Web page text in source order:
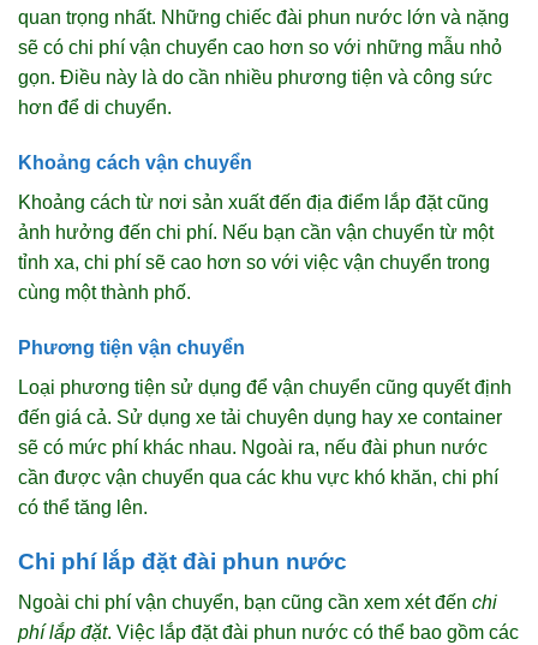
quan trọng nhất. Những chiếc đài phun nước lớn và nặng
sẽ có chi phí vận chuyển cao hơn so với những mẫu nhỏ
gọn. Điều này là do cần nhiều phương tiện và công sức
hơn để di chuyển.
Khoảng cách vận chuyển
Khoảng cách từ nơi sản xuất đến địa điểm lắp đặt cũng
ảnh hưởng đến chi phí. Nếu bạn cần vận chuyển từ một
tỉnh xa, chi phí sẽ cao hơn so với việc vận chuyển trong
cùng một thành phố.
Phương tiện vận chuyển
Loại phương tiện sử dụng để vận chuyển cũng quyết định
đến giá cả. Sử dụng xe tải chuyên dụng hay xe container
sẽ có mức phí khác nhau. Ngoài ra, nếu đài phun nước
cần được vận chuyển qua các khu vực khó khăn, chi phí
có thể tăng lên.
Chi phí lắp đặt đài phun nước
Ngoài chi phí vận chuyển, bạn cũng cần xem xét đến chi
phí lắp đặt. Việc lắp đặt đài phun nước có thể bao gồm các